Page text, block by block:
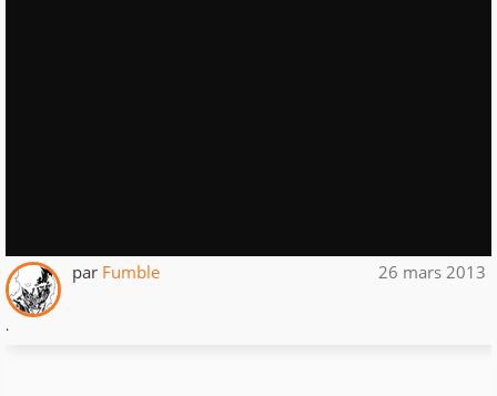
par Fumble 26 mars 2013
.